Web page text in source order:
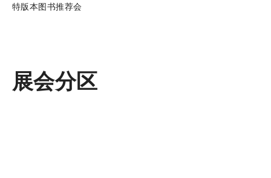
特版本图书推荐会
展会分区